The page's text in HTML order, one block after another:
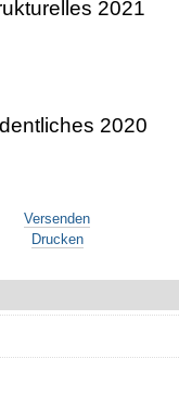
2021
2020
Versenden
Drucken